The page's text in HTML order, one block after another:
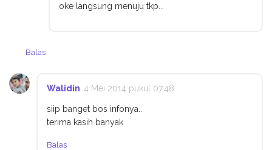
oke langsung menuju tkp...
Balas
Walidin 4 Mei 2014 pukul 07.48
siip banget bos infonya..
terima kasih banyak
Balas